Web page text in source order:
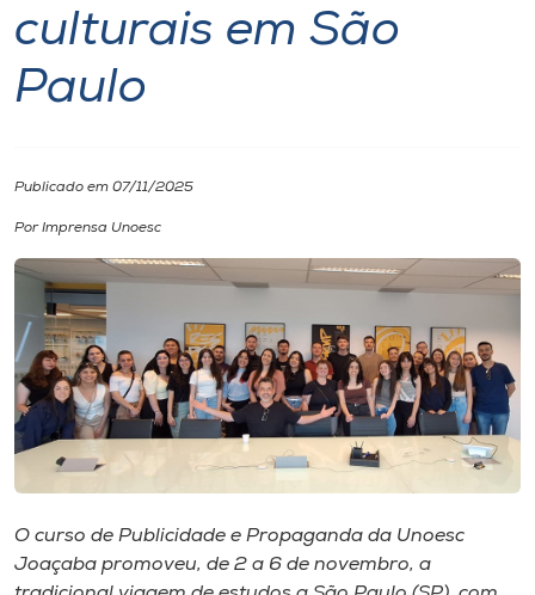
Internacionalização
Diplomados
Cultura
CPA
Biblioteca
Editora
Rádio
culturais em São
Paulo
Publicado em 07/11/2025
Por Imprensa Unoesc
O curso de Publicidade e Propaganda da Unoesc
Joaçaba promoveu, de 2 a 6 de novembro, a